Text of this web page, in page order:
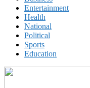
Entertainment
Health
National
Political
Sports
Education